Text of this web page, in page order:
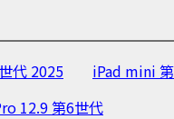
代 2025
iPad mini
12.9 第6世代